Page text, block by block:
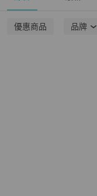
優惠商品 品牌